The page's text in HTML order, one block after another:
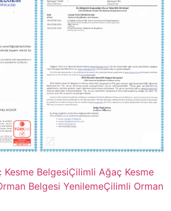
BelgesiÇilimli Ağaç Kesme
Belgesi YenilemeÇilimli Orman